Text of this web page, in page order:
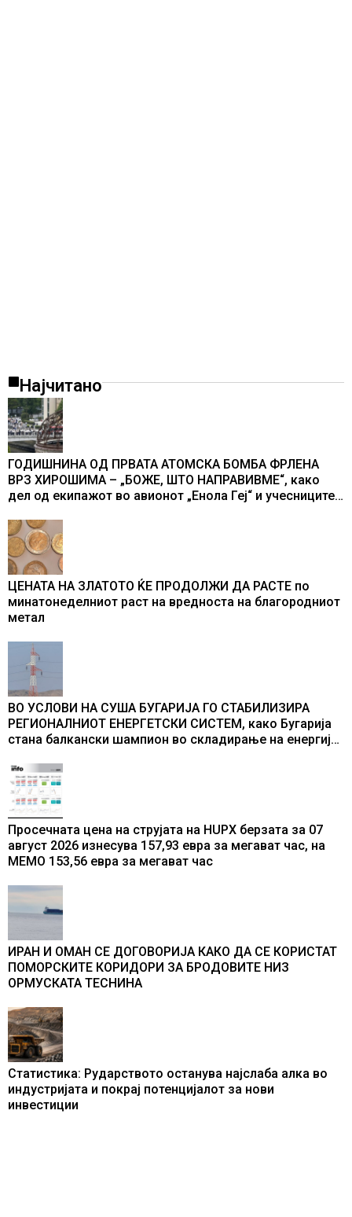
Најчитано
ГОДИШНИНА ОД ПРВАТА АТОМСКА БОМБА ФРЛЕНА
ВРЗ ХИРОШИМА – „БОЖЕ, ШТО НАПРАВИВМЕ“, како
дел од екипажот во авионот „Енола Геј“ и учесниците
промени текот на историјата
ЦЕНАТА НА ЗЛАТОТО ЌЕ ПРОДОЛЖИ ДА РАСТЕ по
минатонеделниот раст на вредноста на благородниот
метал
ВО УСЛОВИ НА СУША БУГАРИЈА ГО СТАБИЛИЗИРА
РЕГИОНАЛНИОТ ЕНЕРГЕТСКИ СИСТЕМ, како Бугарија
стана балкански шампион во складирање на енергија
Просечната цена на струјата на HUPX берзата за 07
август 2026 изнесува 157,93 евра за мегават час, на
МЕМО 153,56 евра за мегават час
ИРАН И ОМАН СЕ ДОГОВОРИЈА КАКО ДА СЕ КОРИСТАТ
ПОМОРСКИТЕ КОРИДОРИ ЗА БРОДОВИТЕ НИЗ
ОРМУСКАТА ТЕСНИНА
Статистика: Рударството останува најслаба алка во
индустријата и покрај потенцијалот за нови
инвестиции